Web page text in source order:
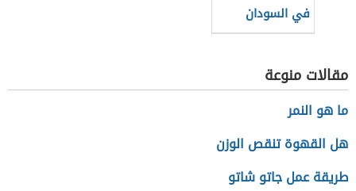
في السودان
مقالات منوعة
ما هو النمر
هل القهوة تنقص الوزن
طريقة عمل جاتو شاتو